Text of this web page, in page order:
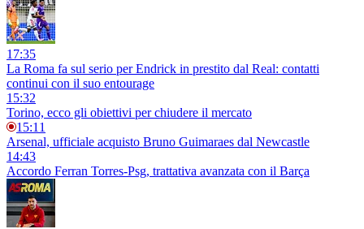
17:35
La Roma fa sul serio per Endrick in prestito dal Real: contatti
continui con il suo entourage
15:32
Torino, ecco gli obiettivi per chiudere il mercato
15:11
Arsenal, ufficiale acquisto Bruno Guimaraes dal Newcastle
14:43
Accordo Ferran Torres-Psg, trattativa avanzata con il Barça